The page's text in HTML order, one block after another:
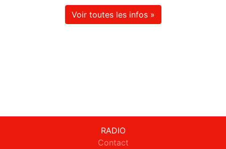
Voir toutes les infos »
RADIO
Contact